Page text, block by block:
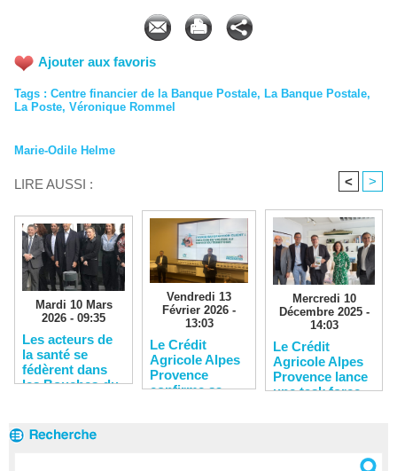
Ajouter aux favoris
Tags : Centre financier de la Banque Postale, La Banque Postale,
La Poste, Véronique Rommel
Marie-Odile Helme
LIRE AUSSI : < >
Mardi 10 Mars
2026 - 09:35
Les acteurs de
la santé se
fédèrent dans
les Bouches-du-
Vendredi 13
Février 2026 -
13:03
Le Crédit
Agricole Alpes
Provence
confirme sa
Mercredi 10
Décembre 2025 -
14:03
Le Crédit
Agricole Alpes
Provence lance
une task force